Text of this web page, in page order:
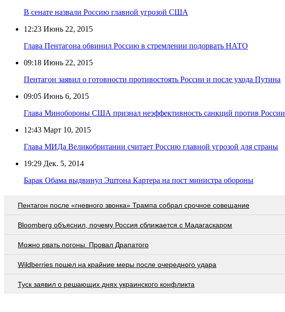
В сенате назвали Россию главной угрозой США
12:23 Июнь 22, 2015
Глава Пентагона обвинил Россию в стремлении подорвать НАТО
09:18 Июнь 22, 2015
Пентагон заявил о готовности противостоять России и после ухода Путина
09:05 Июнь 6, 2015
Глава Минобороны США признал неэффективность санкций против России
12:43 Март 10, 2015
Глава МИДа Великобритании считает Россию главной угрозой для страны
19:29 Дек. 5, 2014
Барак Обама выдвинул Эштона Картера на пост министра обороны
Пентагон после «гневного звонка» Трампа собрал срочное совещание
Bloomberg объяснил, почему Россия сближается с Мадагаскаром
Можно рвать погоны. Провал Драпатого
Wildberries пошел на крайние меры после очередного удара
Туск заявил о решающих днях украинского конфликта